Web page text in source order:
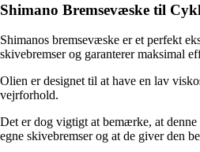
Shimano Bremsevæske til
Shimanos bremsevæske er et perfekt
skivebremser og garanterer maksimal
Olien er designet til at have en lav
vejrforhold.
Det er dog vigtigt at bemærke, at
egne skivebremser og at de giver den